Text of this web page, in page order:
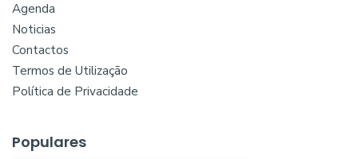
Agenda
Noticias
Contactos
Termos de Utilização
Política de Privacidade
Populares